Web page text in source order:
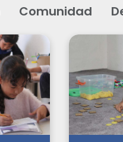
Comunidad